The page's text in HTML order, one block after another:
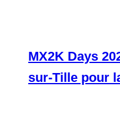
MX2K Days
sur-Tille pour